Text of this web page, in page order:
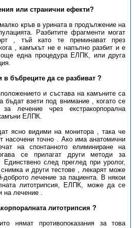
или странични ефекти?
кръв в урината в продължение на
Разбитите фрагменти могат
, тъй като те преминават през
, камъкът не е напълно разбит и е
една процедура ЕЛПК, или друга
бъбреците да се разбиват ?
и състава на камъните са
бъдат взети под внимание , когато се
лечение чрез екстракорпорална
ЕЛПК.
ясно видими на монитора , така че
насочени точно . Ако има анатомични
на спонтанното елиминиране на
се прилагат други методи за
Единствено след преглед при уролог,
и други тестове , лекарят може
лечение за пациента. В някои
литотрипсия, ЕЛПК, може да се
лечение .
литотрипсия ?
нямат противопоказания за това